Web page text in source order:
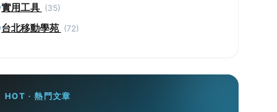
實用工具 (35)
台北移動學苑 (72)
HOT · 熱門文章